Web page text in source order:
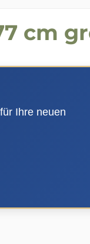
cm
Ihre neuen